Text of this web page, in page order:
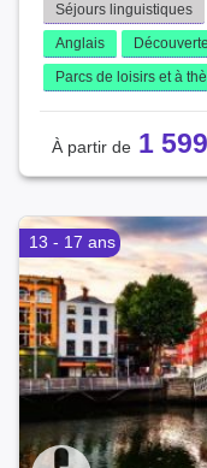
Séjours linguistiques
Anglais
Parcs de loisirs et à
1 599
13 - 17 ans